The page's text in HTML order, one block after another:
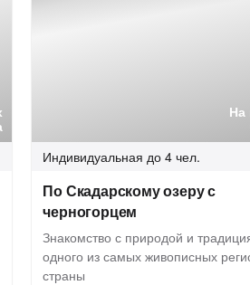
На
Индивидуальная до 4 чел.
По Скадарскому озеру с
черногорцем
Знакомство с природой и
одного из самых живописных
страны